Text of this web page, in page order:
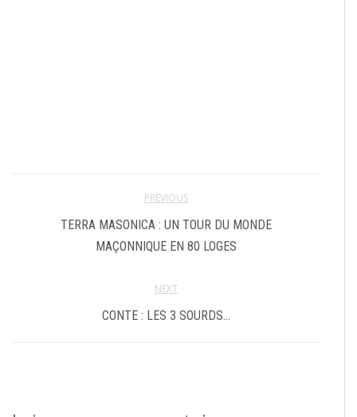
PREVIOUS
TERRA MASONICA : UN TOUR DU MONDE
MAÇONNIQUE EN 80 LOGES
NEXT
CONTE : LES 3 SOURDS…